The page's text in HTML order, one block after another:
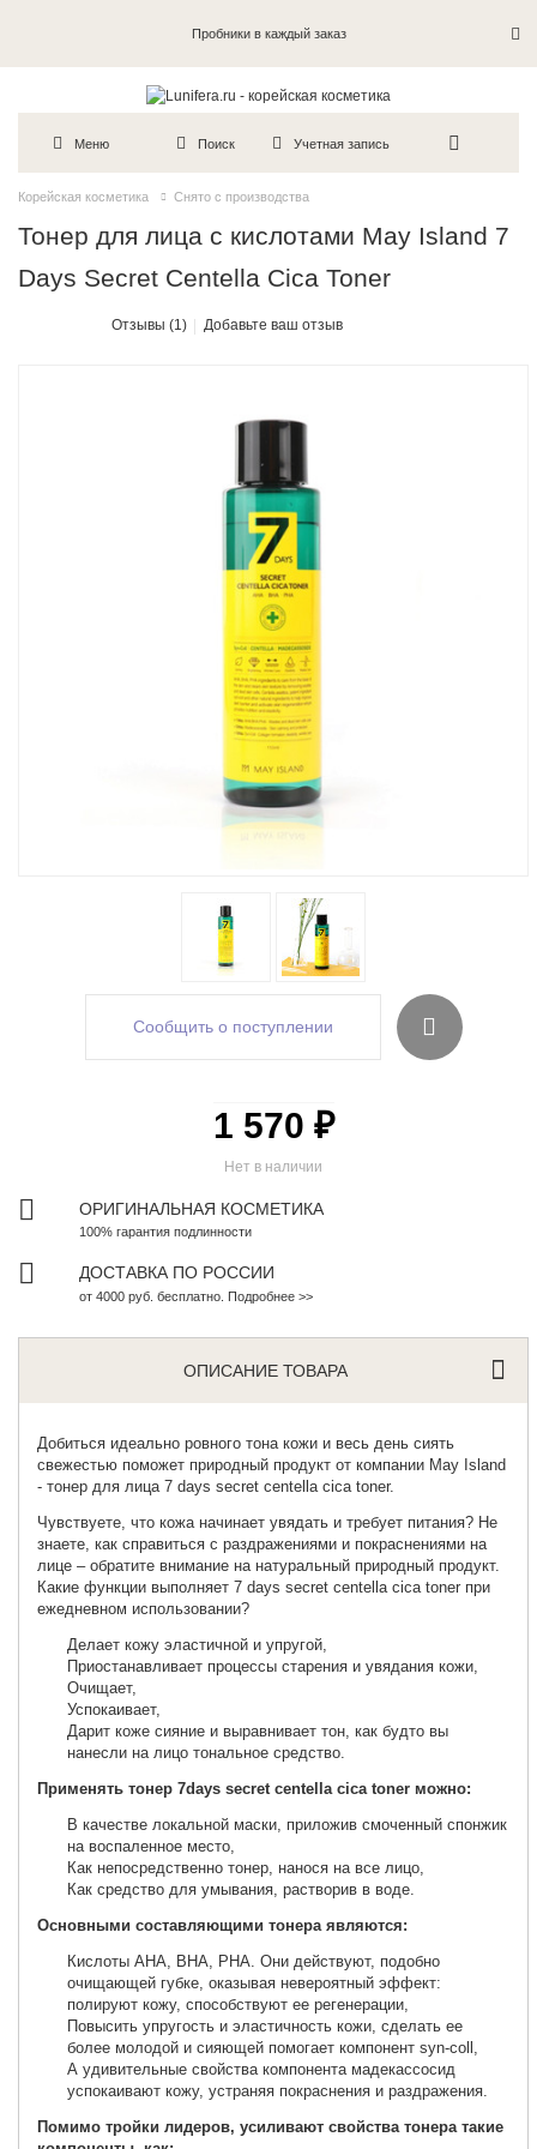
Пробники в каждый заказ
Меню Поиск Учетная запись
Корейская косметика Снято с производства
Тонер для лица с кислотами May Island 7
Days Secret Centella Cica Toner
Отзывы (1) Добавьте ваш отзыв
Сообщить о поступлении
Нет в наличии
1 570 ₽
ОРИГИНАЛЬНАЯ КОСМЕТИКА
100% гарантия подлинности
ДОСТАВКА ПО РОССИИ
от 4000 руб. бесплатно. Подробнее >>
ОПИСАНИЕ ТОВАРА
Добиться идеально ровного тона кожи и весь день сиять
свежестью поможет природный продукт от компании May Island
-тонер для лица 7 days secret centella cica toner.
Чувствуете, что кожа начинает увядать и требует питания? Не
знаете, как справиться с раздражениями и покраснениями на
лице – обратите внимание на натуральный природный продукт.
Какие функции выполняет 7 days secret centella cica toner при
ежедневном использовании?
Делает кожу эластичной и упругой,
Приостанавливает процессы старения и увядания кожи,
Очищает,
Успокаивает,
Дарит коже сияние и выравнивает тон, как будто вы
нанесли на лицо тональное средство.
Применять тонер 7days secret centella cica toner можно:
В качестве локальной маски, приложив смоченный спонжик
на воспаленное место,
Как непосредственно тонер, нанося на все лицо,
Как средство для умывания, растворив в воде.
Основными составляющими тонера являются:
Кислоты АНА, ВНА, РНА. Они действуют, подобно
очищающей губке, оказывая невероятный эффект:
полируют кожу, способствуют ее регенерации,
Повысить упругость и эластичность кожи, сделать ее
более молодой и сияющей помогает компонент syn-coll,
А удивительные свойства компонента мадекассосид
успокаивают кожу, устраняя покраснения и раздражения.
Помимо тройки лидеров, усиливают свойства тонера такие